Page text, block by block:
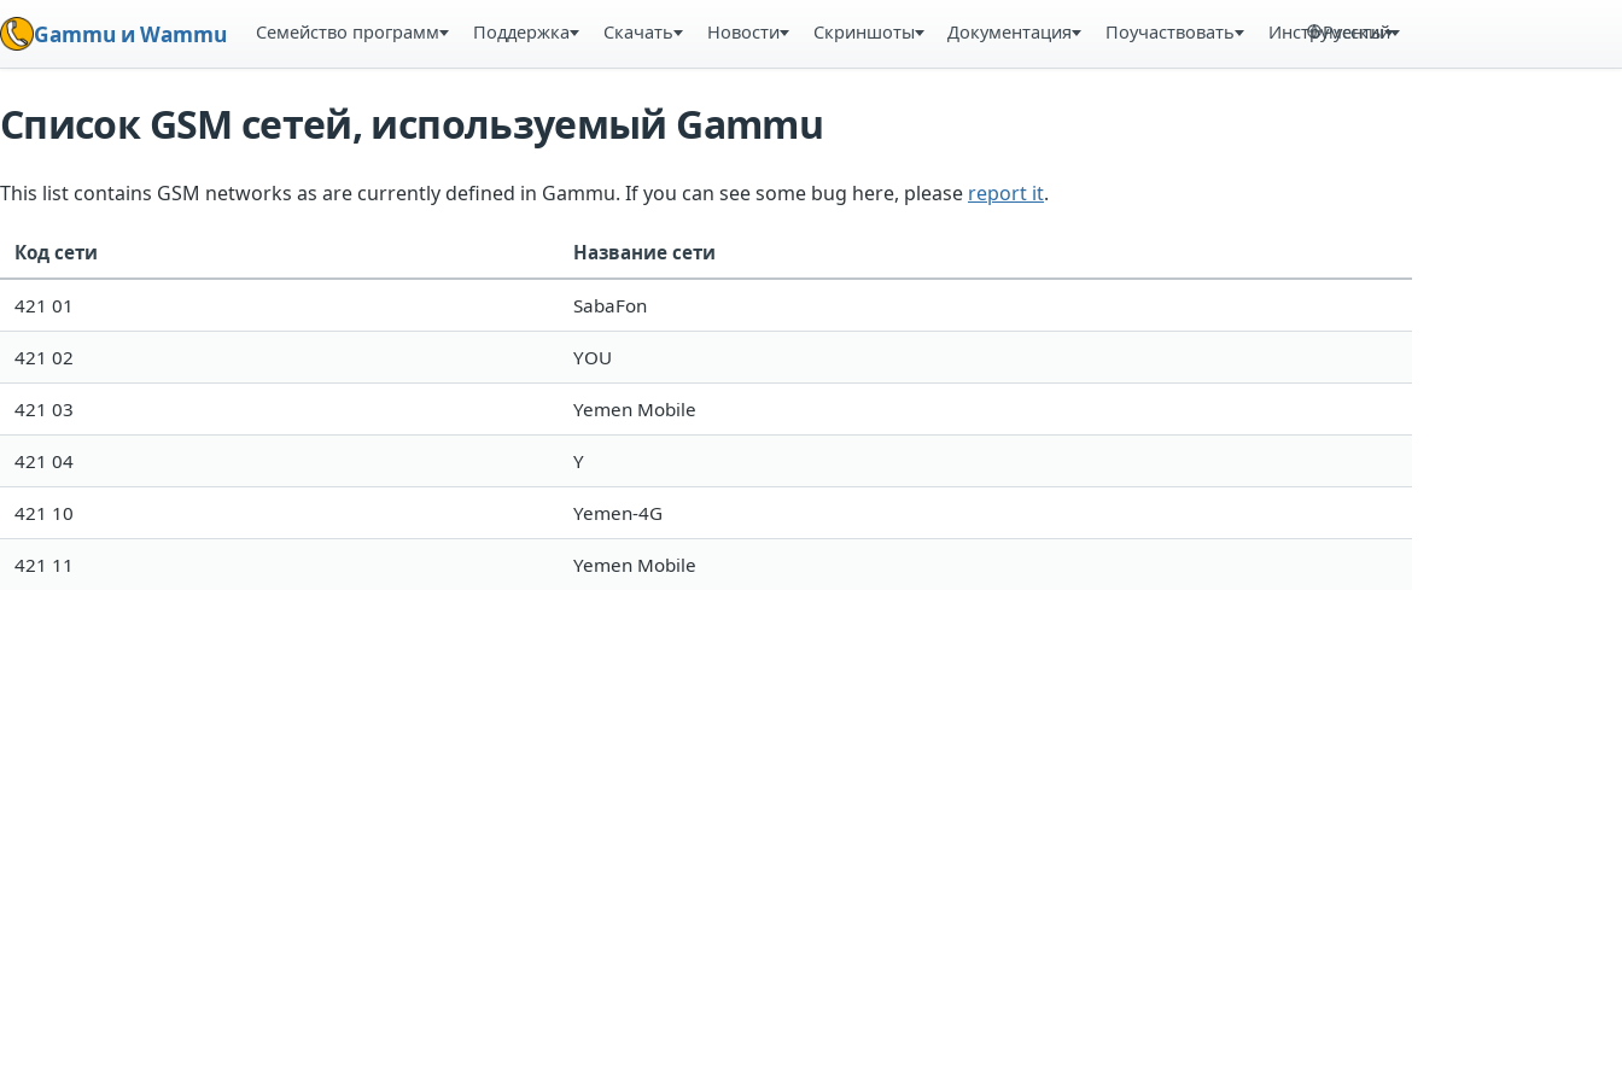
Gammu и Wammu Семейство программ Поддержка Скачать Новости Скриншоты Документация Поучаствовать Инструменты
Русский
Список GSM сетей, используемый Gammu
This list contains GSM networks as are currently defined in Gammu. If you can see some bug here, please report it.
Код сети Название сети
421 01 SabaFon
421 02 YOU
421 03 Yemen Mobile
421 04 Y
421 10 Yemen-4G
421 11 Yemen Mobile